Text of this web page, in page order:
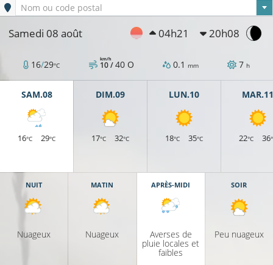
Ville sélectionnée
Nom ou code postal
Samedi 08 août 04h21 20h08
16/29°C 10 /
km/h 40 O 0.1 mm 7 h
SAM.08
16°C 29°C
DIM.09
17°C 32°C
LUN.10
18°C 35°C
MAR.11
22°C 36
NUIT
Nuageux
MATIN
Nuageux
APRÈS-MIDI
Averses de
pluie locales et
faibles
SOIR
Peu nuageux
28°C
27°C